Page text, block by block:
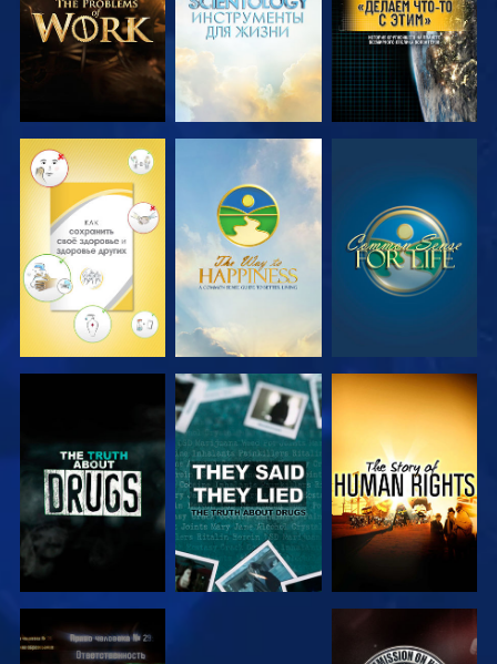
СМОТРЕТЬ СМОТРЕТЬ СМОТРЕТЬ
СМОТРЕТЬ СМОТРЕТЬ